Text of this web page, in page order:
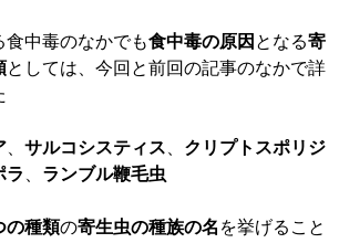
食中毒のなかでも食中毒の原因 となる寄
としては、今回と前回の記事のなかで詳
、サルコシスティス
クリプトスポリジ
ラ ランブル鞭毛虫
の種類の寄生虫の種族の名 を挙げること